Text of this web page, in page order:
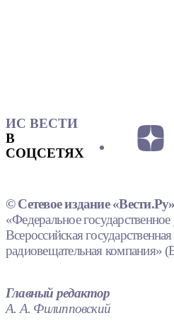
ИС ВЕСТИ
В
СОЦСЕТЯХ
© Сетевое издание «Вести.Ру»
«Федеральное
Всероссийская
радиовещательная компания»
Главный редактор
А. А. Филипповский